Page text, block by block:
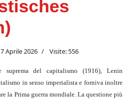
Aprile 2026 Visite: 556
suprema del capitalismo (1916), Lenin
in senso imperialista e forniva inoltre
la Prima guerra mondiale. La questione più